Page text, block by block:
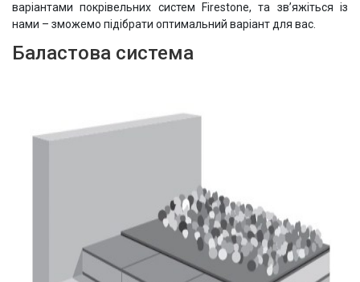
варіантами покрівельних систем Firestone, та зв’яжіться із
нами – зможемо підібрати оптимальний варіант для вас.
Баластова система